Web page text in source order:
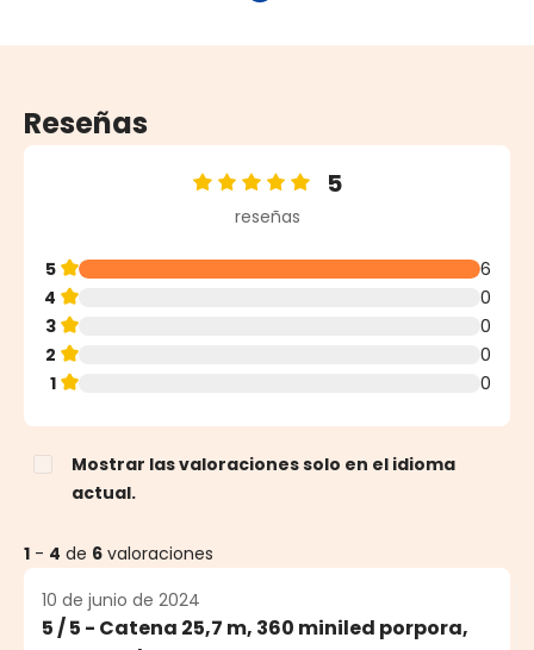
Reseñas
Calificación promedio de 5 de 5 estrellas
5
reseñas
5
6
4
0
3
0
2
0
1
0
Mostrar las valoraciones solo en el idioma
actual.
1 - 4 de 6 valoraciones
10 de junio de 2024
5 / 5 - Catena 25,7 m, 360 miniled porpora,